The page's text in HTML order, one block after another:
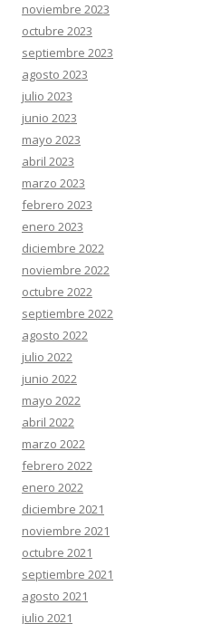
noviembre 2023
octubre 2023
septiembre 2023
agosto 2023
julio 2023
junio 2023
mayo 2023
abril 2023
marzo 2023
febrero 2023
enero 2023
diciembre 2022
noviembre 2022
octubre 2022
septiembre 2022
agosto 2022
julio 2022
junio 2022
mayo 2022
abril 2022
marzo 2022
febrero 2022
enero 2022
diciembre 2021
noviembre 2021
octubre 2021
septiembre 2021
agosto 2021
julio 2021